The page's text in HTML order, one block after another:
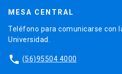
MESA CENTRAL
Teléfono para comunicarse con
Universidad.
phone (56)95504 4000